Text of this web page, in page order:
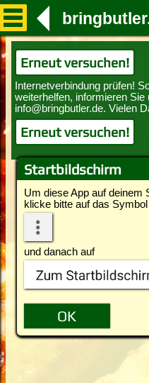
Startbildschirm
Um diese App auf deinem
klicke bitte auf das Symbol
und danach auf
Erneut versuchen!
Erneut versuchen!